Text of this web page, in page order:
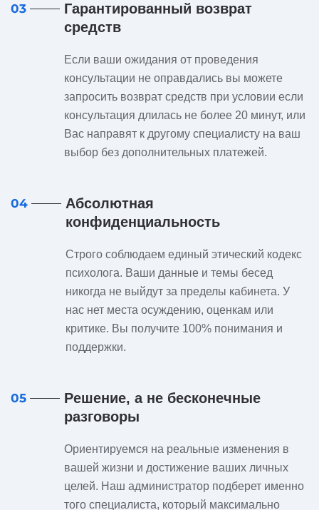
03
Гарантированный возврат
средств
Если ваши ожидания от проведения
консультации не оправдались вы можете
запросить возврат средств при условии если
консультация длилась не более 20 минут, или
Вас направят к другому специалисту на ваш
выбор без дополнительных платежей.
04
Абсолютная
конфиденциальность
Строго соблюдаем единый этический кодекс
психолога. Ваши данные и темы бесед
никогда не выйдут за пределы кабинета. У
нас нет места осуждению, оценкам или
критике. Вы получите 100% понимания и
поддержки.
05
Решение, а не бесконечные
разговоры
Ориентируемся на реальные изменения в
вашей жизни и достижение ваших личных
целей. Наш администратор подберет именно
того специалиста, который максимально